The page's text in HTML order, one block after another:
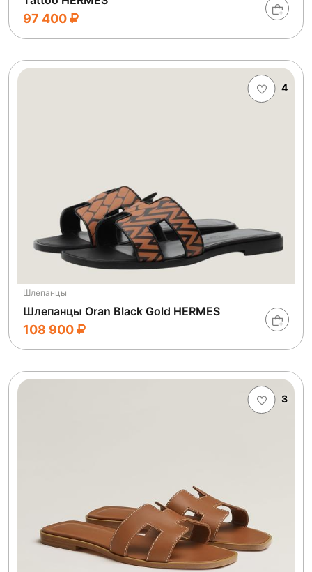
97 400
4
Шлепанцы
Шлепанцы Oran Black Gold HERMES
108 900
3